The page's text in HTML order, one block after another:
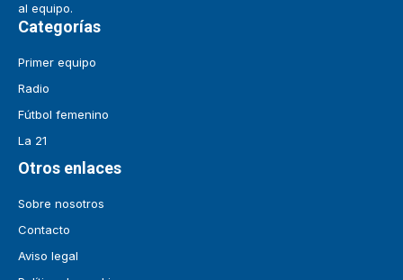
al equipo.
Categorías
Primer equipo
Radio
Fútbol femenino
La 21
Otros enlaces
Sobre nosotros
Contacto
Aviso legal